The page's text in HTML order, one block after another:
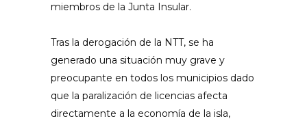
miembros de la Junta Insular.
Tras la derogación de la NTT, se ha
generado una situación muy grave y
preocupante en todos los municipios dado
que la paralización de licencias afecta
directamente a la economía de la isla,